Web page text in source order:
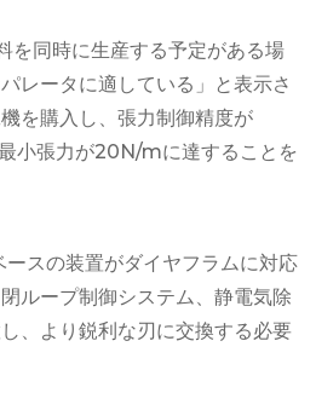
を同時に生産する予定がある場
レータに適している」と表示さ
を購入し、張力制御精度が
小張力が20N/mに達することを
ースの装置がダイヤフラムに対応
ループ制御システム、静電気除
、より鋭利な刃に交換する必要